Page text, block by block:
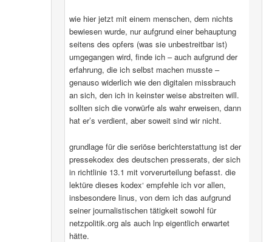
wie hier jetzt mit einem menschen, dem nichts
bewiesen wurde, nur aufgrund einer behauptung
seitens des opfers (was sie unbestreitbar ist)
umgegangen wird, finde ich – auch aufgrund der
erfahrung, die ich selbst machen musste –
genauso widerlich wie den digitalen missbrauch
an sich, den ich in keinster weise abstreiten will.
sollten sich die vorwürfe als wahr erweisen, dann
hat er’s verdient, aber soweit sind wir nicht.
grundlage für die seriöse berichterstattung ist der
pressekodex des deutschen presserats, der sich
in richtlinie 13.1 mit vorverurteilung befasst. die
lektüre dieses kodex‘ empfehle ich vor allen,
insbesondere linus, von dem ich das aufgrund
seiner journalistischen tätigkeit sowohl für
netzpolitik.org als auch lnp eigentlich erwartet
hätte.